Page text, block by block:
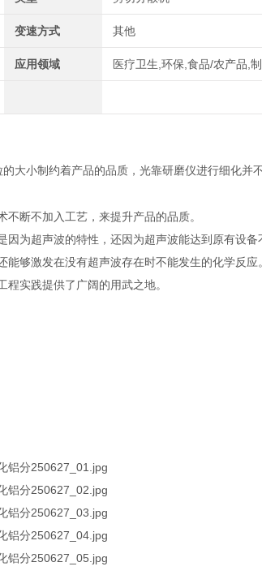
变速方式 其他
应用领域 医疗卫生,环保,食品/农产品,
大小制约着产品的品质，光靠研磨仪进行细化并
断不加入工艺，来提升产品的品质。
为超声波的特性，还因为超声波能达到原有设备
够激发在没有超声波存在时不能发生的化学反应
实践提供了广阔的用武之地。